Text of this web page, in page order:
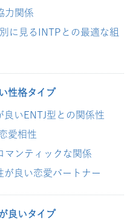
力関係
に見るINTPとの最適な組
性格タイプ
いENTJ型との関係性
愛相性
マンティックな関係
良い恋愛パートナー
良いタイプ